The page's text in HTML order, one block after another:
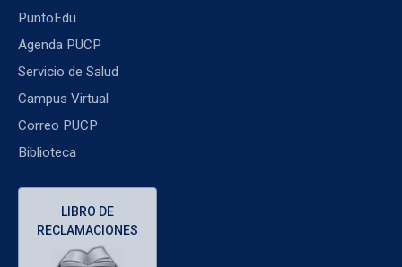
PuntoEdu
Agenda PUCP
Servicio de Salud
Campus Virtual
Correo PUCP
Biblioteca
LIBRO DE
RECLAMACIONES